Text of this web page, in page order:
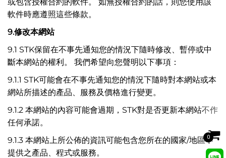
軟件時應遵照這些條款。
9.修改本網站
9.1 STK保留在不事先通知您的情況下隨時修改、暫停或中
斷本網站的權利。 我們希望向您聲明以下事項：
9.1.1 STK可能會在不事先通知您的情況下隨時對本網站或本
網站所描述的產品、服務及價格進行變更。
9.1.2 本網站的內容可能會過期，STK對是否更新本網站不作
任何承諾。
9.1.3 本網站上所公佈的資訊可能包含您所在的國家/地區不
提供之產品、程式或服務。
0